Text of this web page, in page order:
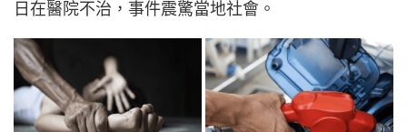
日在醫院不治，事件震驚當地社會。